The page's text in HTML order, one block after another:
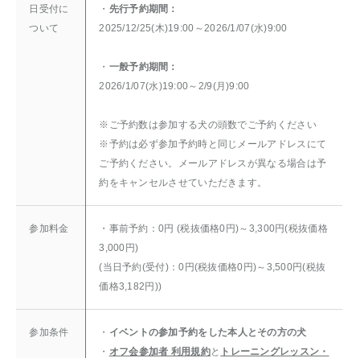
日受付に
ついて
・ 先行予約期間：
2025/12/25(木)19:00～2026/1/07(水)9:00
・ 一般予約期間：
2026/1/07(水)19:00～2/9(月)9:00
※ご予約数は参加する犬の頭数でご予約ください
※予約は必ず参加予約時と同じメールアドレスにて
ご予約ください。メールアドレスが異なる場合は予
約をキャンセルさせていただきます。
参加料金
・事前予約：0円 (税抜価格0円)～3,300円(税抜価格
3,000円)
(当日予約(受付)：0円(税抜価格0円)～3,500円(税抜
価格3,182円))
参加条件 ・ イベントの参加予約をした本人とその方の犬
・ オフ会参加者 利用規約と トレーニングレッスン・